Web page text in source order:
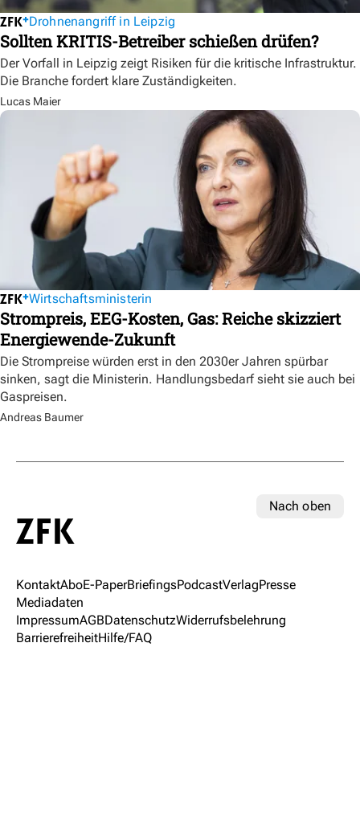
Drohnenangriff in Leipzig
Sollten KRITIS-Betreiber schießen drüfen?
Der Vorfall in Leipzig zeigt Risiken für die kritische Infrastruktur.
Die Branche fordert klare Zuständigkeiten.
Lucas Maier
Wirtschaftsministerin
Strompreis, EEG-Kosten, Gas: Reiche skizziert
Energiewende-Zukunft
Die Strompreise würden erst in den 2030er Jahren spürbar
sinken, sagt die Ministerin. Handlungsbedarf sieht sie auch bei
Gaspreisen.
Andreas Baumer
Nach oben
KontaktAboE-PaperBriefingsPodcastVerlagPresse
Mediadaten
ImpressumAGBDatenschutzWiderrufsbelehrung
BarrierefreiheitHilfe/FAQ